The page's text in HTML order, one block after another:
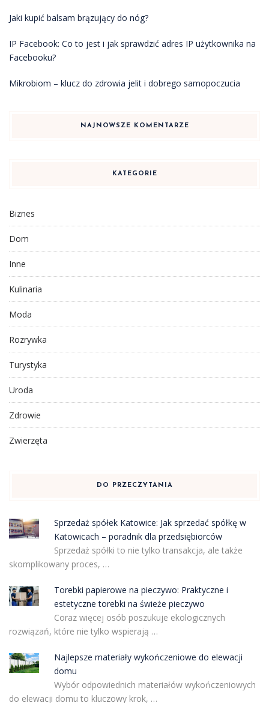
Jaki kupić balsam brązujący do nóg?
IP Facebook: Co to jest i jak sprawdzić adres IP użytkownika na
Facebooku?
Mikrobiom – klucz do zdrowia jelit i dobrego samopoczucia
NAJNOWSZE KOMENTARZE
KATEGORIE
Biznes
Dom
Inne
Kulinaria
Moda
Rozrywka
Turystyka
Uroda
Zdrowie
Zwierzęta
DO PRZECZYTANIA
Sprzedaż spółek Katowice: Jak sprzedać spółkę w
Katowicach – poradnik dla przedsiębiorców
Sprzedaż spółki to nie tylko transakcja, ale także
skomplikowany proces, …
Torebki papierowe na pieczywo: Praktyczne i
estetyczne torebki na świeże pieczywo
Coraz więcej osób poszukuje ekologicznych
rozwiązań, które nie tylko wspierają …
Najlepsze materiały wykończeniowe do elewacji
domu
Wybór odpowiednich materiałów wykończeniowych
do elewacji domu to kluczowy krok, …